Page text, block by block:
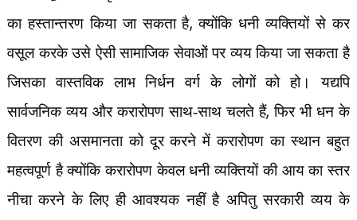
का हस्तान्तरण किया जा सकता है,क्योंकि धनी व्यक्तियों से कर
वसूल करके उसे ऐसी सामाजिक सेवाओं पर व्यय किया जा सकता है
जिसका वास्तविक लाभ निर्धन वर्ग के लोगों को हो। यद्यपि
सार्वजनिक व्यय और करारोपण साथ-साथ चलते हैं,फिर भी धन के
वितरण की असमानता को दूर करने में करारोपण का स्थान बहुत
महत्वपूर्ण है क्योंकि करारोपण केवल धनी व्यक्तियों की आय का स्तर
नीचा करने के लिए ही आवश्यक नहीं है अपितु सरकारी व्यय के